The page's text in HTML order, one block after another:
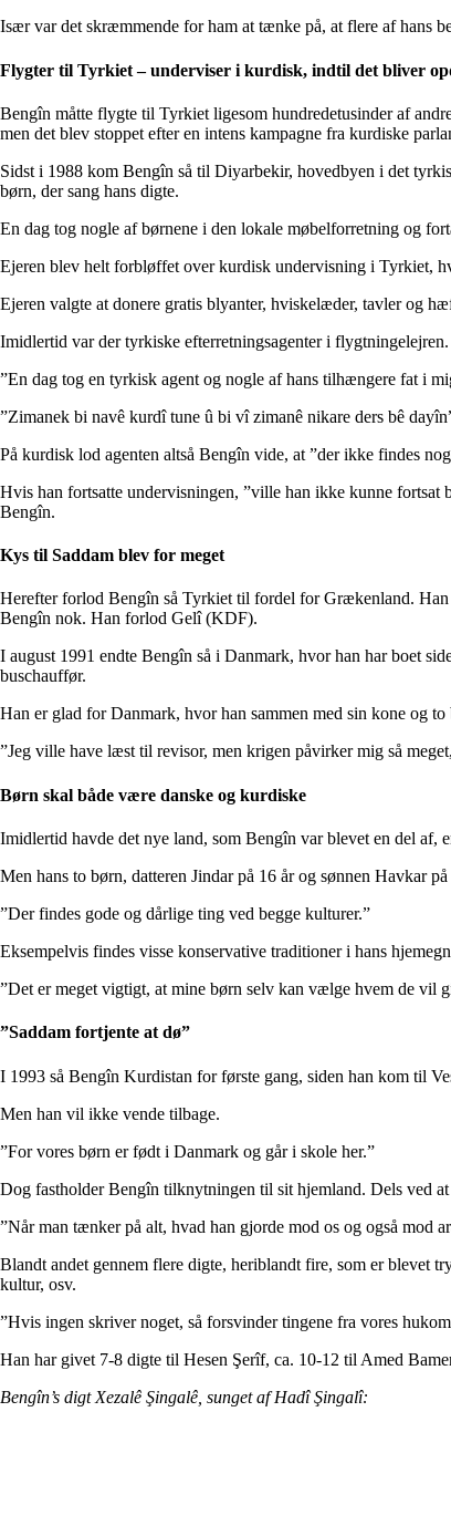
Især var det skræmmende for ham at tænke på, at flere af hans
Flygter til Tyrkiet – underviser i kurdisk, indtil det bliver
Bengîn måtte flygte til Tyrkiet ligesom hundredetusinder af
men det blev stoppet efter en intens kampagne fra kurdiske
Sidst i 1988 kom Bengîn så til Diyarbekir, hovedbyen i det
børn, der sang hans digte.
En dag tog nogle af børnene i den lokale møbelforretning og
Ejeren blev helt forbløffet over kurdisk undervisning i Tyrkiet,
Ejeren valgte at donere gratis blyanter, hviskelæder, tavler og
Imidlertid var der tyrkiske efterretningsagenter i
”En dag tog en tyrkisk agent og nogle af hans tilhængere fat i
”Zimanek bi navê kurdî tune û bi vî zimanê nikare ders bê
På kurdisk lod agenten altså Bengîn vide, at ”der ikke findes
Hvis han fortsatte undervisningen, ”ville han ikke kunne
Bengîn.
Kys til Saddam blev for meget
Herefter forlod Bengîn så Tyrkiet til fordel for Grækenland.
Bengîn nok. Han forlod Gelî (KDF).
I august 1991 endte Bengîn så i Danmark, hvor han har boet
buschauffør.
Han er glad for Danmark, hvor han sammen med sin kone og
”Jeg ville have læst til revisor, men krigen påvirker mig så
Børn skal både være danske og kurdiske
Imidlertid havde det nye land, som Bengîn var blevet en del af,
Men hans to børn, datteren Jindar på 16 år og sønnen Havkar
”Der findes gode og dårlige ting ved begge kulturer.”
Eksempelvis findes visse konservative traditioner i hans
”Det er meget vigtigt, at mine børn selv kan vælge hvem de vil
”Saddam fortjente at dø”
I 1993 så Bengîn Kurdistan for første gang, siden han kom til
Men han vil ikke vende tilbage.
”For vores børn er født i Danmark og går i skole her.”
Dog fastholder Bengîn tilknytningen til sit hjemland. Dels ved
”Når man tænker på alt, hvad han gjorde mod os og også mod
Blandt andet gennem flere digte, heriblandt fire, som er blevet
kultur, osv.
”Hvis ingen skriver noget, så forsvinder tingene fra vores
Han har givet 7-8 digte til Hesen Şerîf, ca. 10-12 til Amed
Bengîn’s digt Xezalê Şingalê, sunget af Hadî Şingalî: